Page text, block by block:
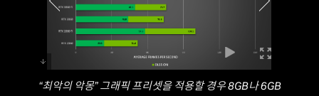
“최악의 악몽” 그래픽 프리셋을 적용할 경우 8GB나 6GB